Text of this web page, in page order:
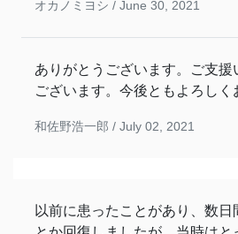
オカノミヨシ / June 30, 2021
ありがとうございます。ご支援
ございます。今後ともよろしく
和佐野浩一郎 / July 02, 2021
以前に患ったことがあり、数